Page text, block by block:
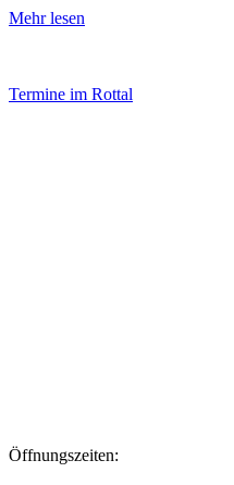
Mehr lesen
Termine im Rottal
Öffnungszeiten: